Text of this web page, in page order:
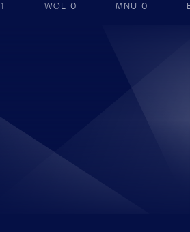
1
WOL
0
MNU 0